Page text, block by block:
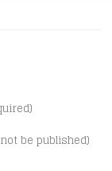
be published)